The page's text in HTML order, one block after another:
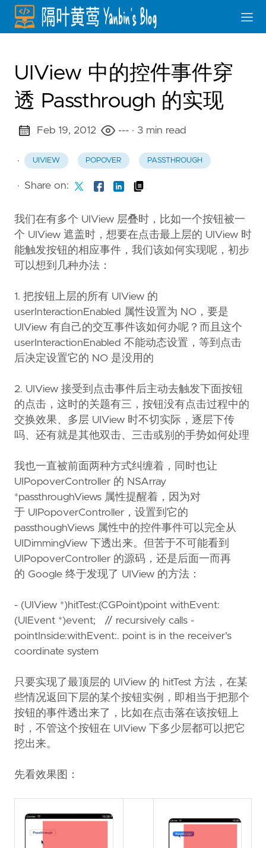
UIView 中的控件事件穿
透 Passthrough 的实现
Feb 19, 2012 --- · 3 min read
· UIVIEW POPOVER PASSTHROUGH
· Share on:
我们在有多个 UIView 层叠时，比如一个按钮被一
个 UIView 遮盖时，想要在点击最上层的 UIView 时
能触发按钮的相应事件，我们该如何实现呢，初步
可以想到几种办法：
1. 把按钮上层的所有 UIView 的
userInteractionEnabled 属性设置为 NO，要是
UIView 有自己的交互事件该如何办呢？而且这个
userInteractionEnabled 不能动态设置，等到点击
后决定设置它的 NO 是没用的
2. UIView 接受到点击事件后主动去触发下面按钮
的点击，这时的关题有三，按钮没有点击过程中的
交换效果、多层 UIView 时不切实际，逐层下传
吗、还有就是其他双击、三击或别的手势如何处理
我也一直被前面两种方式纠缠着，同时也让
UIPopoverController 的 NSArray
*passthroughViews 属性提醒着，因为对
于 UIPopoverController，设置到它的
passthoughViews 属性中的控件事件可以完全从
UIDimmingView 下透出来。但苦于不可能看到
UIPopoverController 的源码，还是后面一而再
的 Google 终于发现了 UIView 的方法：
- (UIView *)hitTest:(CGPoint)point withEvent:
(UIEvent *)event; // recursively calls -
pointInside:withEvent:. point is in the receiver's
coordinate system
只要实现了最顶层的 UIView 的 hitTest 方法，在某
些情况返回下层的某个按钮实例，即相当于把那个
按钮的事件透出来了，比如在点击落在该按钮上
时，不管这个按钮在 UIView 下多少层都可以把它
挖出来。
先看效果图：